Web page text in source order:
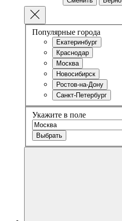
Популярные города
Екатеринбург
Краснодар
Москва
Новосибирск
Ростов-на-Дону
Санкт-Петербург
Укажите в поле
Выбрать